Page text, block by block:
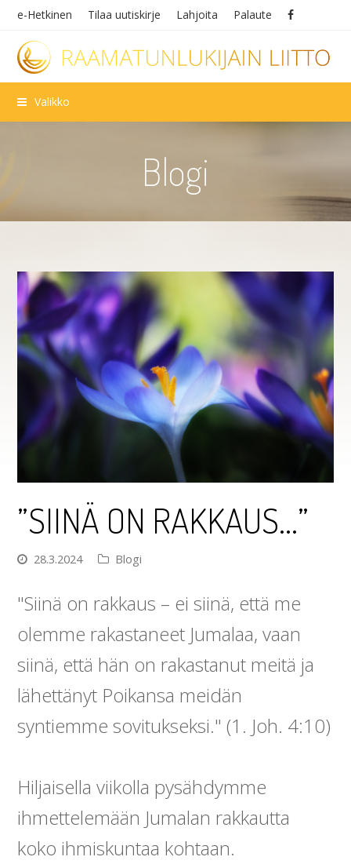
e-Hetkinen Tilaa uutiskirje Lahjoita Palaute
Valikko
Blogi
”SIINÄ ON RAKKAUS…”
28.3.2024 Blogi
"Siinä on rakkaus – ei siinä, että me
olemme rakastaneet Jumalaa, vaan
siinä, että hän on rakastanut meitä ja
lähettänyt Poikansa meidän
syntiemme sovitukseksi." (1. Joh. 4:10)
Hiljaisella viikolla pysähdymme
ihmettelemään Jumalan rakkautta
koko ihmiskuntaa kohtaan.